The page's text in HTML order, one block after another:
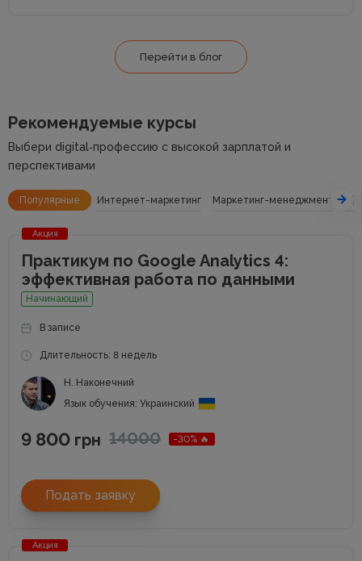
Перейти в блог
Рекомендуемые курсы
Выбери digital‑профессию с высокой зарплатой и
перспективами
Популярные Интернет-маркетинг Маркетинг-менеджмент
Акция
Практикум по Google Analytics 4:
эффективная работа по данными
Начинающий
В записе
Длительность: 8 недель
Н. Наконечний
Язык обучения: Украинский
9 800 грн 14000 -30% 🔥
Подать заявку
Акция